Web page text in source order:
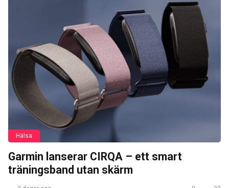
Hälsa
Garmin lanserar CIRQA – ett smart
träningsband utan skärm